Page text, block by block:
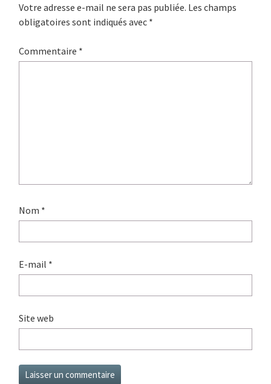
Votre adresse e-mail ne sera pas publiée. Les champs
obligatoires sont indiqués avec *
Commentaire *
Nom *
E-mail *
Site web